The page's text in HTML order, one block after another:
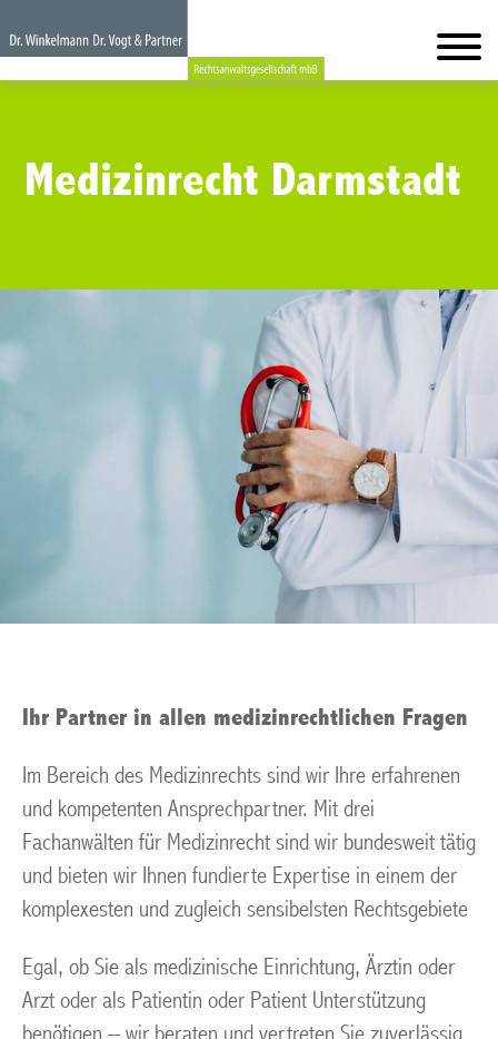
Medizinrecht Darmstadt
Ihr Partner in allen medizinrechtlichen Fragen
Im Bereich des Medizinrechts sind wir Ihre erfahrenen
und kompetenten Ansprechpartner. Mit drei
Fachanwälten für Medizinrecht sind wir bundesweit tätig
und bieten wir Ihnen fundierte Expertise in einem der
komplexesten und zugleich sensibelsten Rechtsgebiete
Egal, ob Sie als medizinische Einrichtung, Ärztin oder
Arzt oder als Patientin oder Patient Unterstützung